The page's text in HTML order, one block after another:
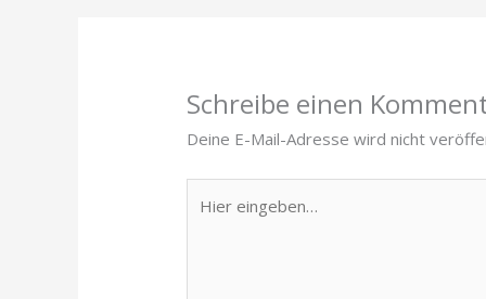
Schreibe einen
Deine E-Mail-Adresse wird nicht
eingeben…